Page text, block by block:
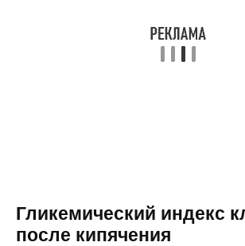
Гликемический индекс
после кипячения